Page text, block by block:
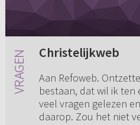
Christelijkweb
Aan Refoweb.
bestaan, dat wil ik ten
veel vragen gelezen
daarop. Zou het niet